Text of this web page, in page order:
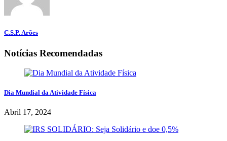
C.S.P. Arões
Notícias Recomendadas
Dia Mundial da Atividade Física
Abril 17, 2024